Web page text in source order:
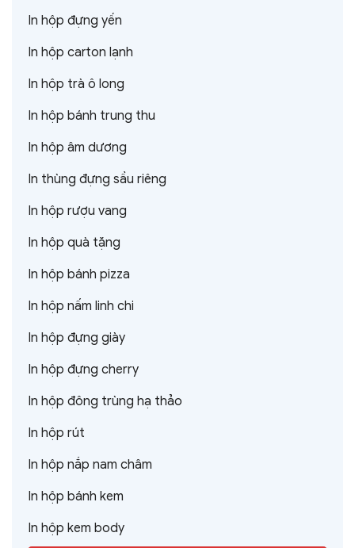
In hộp đựng yến
In hộp carton lạnh
In hộp trà ô long
In hộp bánh trung thu
In hộp âm dương
In thùng đựng sầu riêng
In hộp rượu vang
In hộp quà tặng
In hộp bánh pizza
In hộp nấm linh chi
In hộp đựng giày
In hộp đựng cherry
In hộp đông trùng hạ thảo
In hộp rút
In hộp nắp nam châm
In hộp bánh kem
In hộp kem body